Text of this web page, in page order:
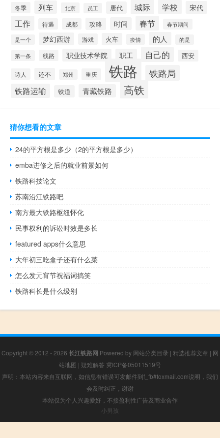
冬季 列车 北京 员工 唐代 城际 学校 宋代
工作 待遇 成都 攻略 时间 春节 春节期间
是一个 梦幻西游 游戏 火车 疫情 的人 的是
第一条 线路 职业技术学院 职工 自己的 西安
诗人 还不 郑州 重庆 铁路 铁路局
铁路运输 铁道 青藏铁路 高铁
猜你想看的文章
24的平方根是多少（2的平方根是多少）
emba进修之后的就业前景如何
铁路科技论文
苏南沿江铁路吧
南方最大铁路枢纽怀化
民事权利的诉讼时效是多长
featured apps什么意思
大年初三吃盒子还有什么菜
怎么发元宵节祝福词搞笑
铁路科长是什么级别
Copyright © 2012 - 2026 长江铁路网 Powered by 网站分类目录 | 精选推荐文章 | 网
站地图 | 疑难解答 冀ICP备05011519号
声明：本站内容来自互联网，如信息有错误可发邮件到f_fb#foxmail.com说明，我们
会及时纠正，谢谢
本站仅为个人兴趣爱好，不接盈利性广告及商业合作
小男孩